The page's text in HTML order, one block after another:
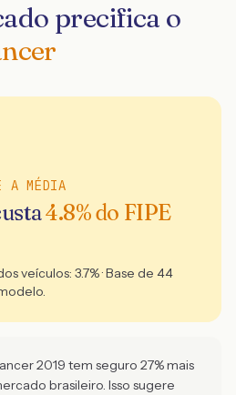
precifica o
A MÉDIA
4.8% do FIPE
veículos: 3.7% · Base de 44
2019 tem seguro 27% mais
brasileiro. Isso sugere